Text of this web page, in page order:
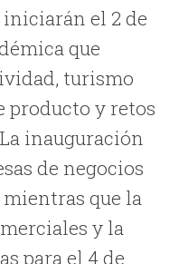
el 2 de
que
turismo
producto y retos
inauguración
de negocios
que la
y la
para el 4 de